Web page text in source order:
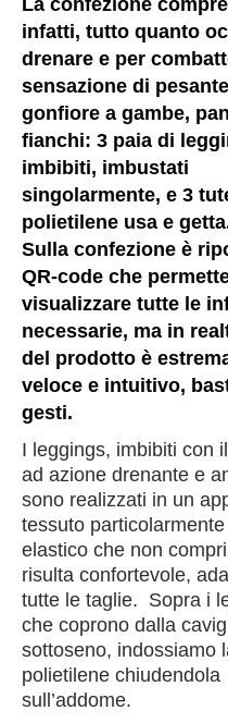
La confezione
infatti, tutto quanto
drenare e per
sensazione di
gonfiore a gambe,
fianchi: 3 paia di
imbibiti, imbustati
singolarmente, e 3
polietilene usa e
Sulla confezione è
QR-code che
visualizzare tutte le
necessarie, ma in
del prodotto è
veloce e intuitivo,
gesti.
I leggings, imbibiti con
ad azione drenante e
sono realizzati in un
tessuto
elastico che non
risulta confortevole,
tutte le taglie. Sopra i
che coprono dalla
sottoseno, indossiamo
polietilene chiudendola
sull’addome.